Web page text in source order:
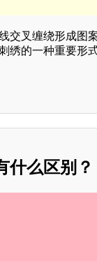
交叉缠绕形成图
绣的一种重要形
什么区别？